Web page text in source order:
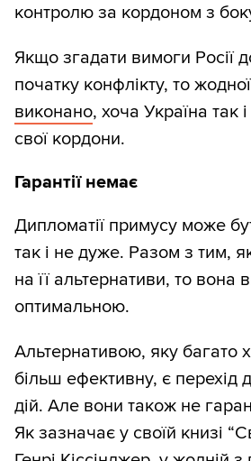
контролю за кордоном з
Якщо згадати вимоги Росії
початку конфлікту, то
виконано, хоча Україна так
свої кордони.
Гарантії немає
Дипломатії примусу може
так і не дуже. Разом з тим,
на її альтернативи, то вона
оптимальною.
Альтернативою, яку багато
більш ефективну, є перехід
дій. Але вони також не
Як зазначає у своїй книзі